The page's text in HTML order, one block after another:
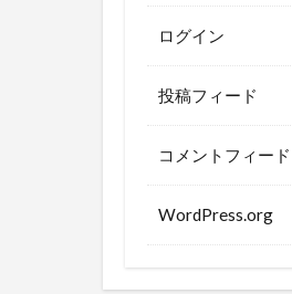
ログイン
投稿フィード
コメントフィード
WordPress.org